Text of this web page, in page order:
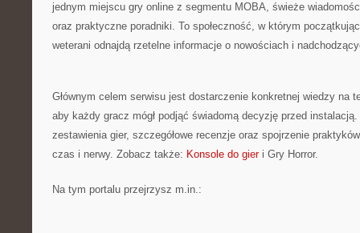
jednym miejscu gry online z segmentu MOBA, świeże
oraz praktyczne poradniki. To społeczność, w którym
weterani odnajdą rzetelne informacje o nowościach i
Głównym celem serwisu jest dostarczenie konkretnej wiedzy na
aby każdy gracz mógł podjąć świadomą decyzję przed
zestawienia gier, szczegółowe recenzje oraz spojrzenie
czas i nerwy. Zobacz także: Konsole do gieri Gry Horror.
Na tym portalu przejrzysz m.in.: